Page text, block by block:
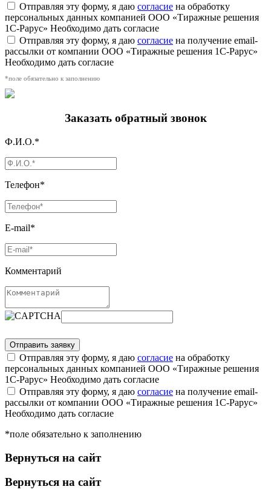
Отправляя эту форму, я даю согласие на обработку
персональных данных компанией ООО «Тиражные решения
1С-Рарус» Необходимо дать согласие
Отправляя эту форму, я даю согласие на получение email-
рассылки от компании ООО «Тиражные решения 1С-Рарус»
Необходимо дать согласие
*поле обязательно к заполнению
Заказать обратный звонок
Ф.И.О.*
Телефон*
E-mail*
Комментарий
Отправляя эту форму, я даю согласие на обработку
персональных данных компанией ООО «Тиражные решения
1С-Рарус» Необходимо дать согласие
Отправляя эту форму, я даю согласие на получение email-
рассылки от компании ООО «Тиражные решения 1С-Рарус»
Необходимо дать согласие
*поле обязательно к заполнению
Вернуться на сайт
Вернуться на сайт